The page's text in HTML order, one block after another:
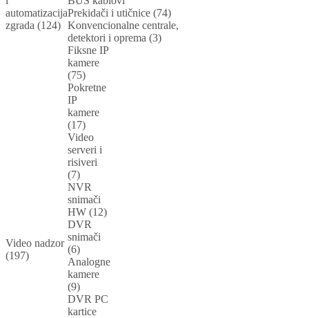
automatizacija
zgrada (124)
Prekidači i utičnice (74)
Konvencionalne centrale,
detektori i oprema (3)
Video nadzor
(197)
Fiksne IP
kamere
(75)
Pokretne
IP
kamere
(17)
Video
serveri i
risiveri
(7)
NVR
snimači
HW (12)
DVR
snimači
(6)
Analogne
kamere
(9)
DVR PC
kartice